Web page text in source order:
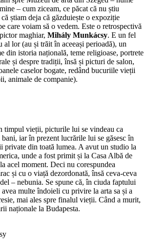
– cum ziceam, ce păcat că nu știu
știam deja că găzduiește o expoziție
care voiam să o vedem. Este o retrospectivă
maghiar, Mihály Munkácsy. E un fel
al lor (au și trăit în aceeași perioadă), un
din istoria națională, teme religioase, portrete
și despre tradiții, însă și picturi de salon,
caselor bogate, redând bucuriile vieții
animale de companie).
timpul vieții, picturile lui se vindeau ca
iar în prezent lucrările lui se găsesc în
private din toată lumea. A avut un studio la
unde a fost primit și la Casa Albă de
acel moment. Deci nu corespundea
și cu o viață dezordonată, însă ceva-ceva
– nebunia. Se spune că, în ciuda faptului
avea multe îndoieli cu privire la arta sa și a
mai ales spre finalul vieții. Când a murit,
naționale la Budapesta.